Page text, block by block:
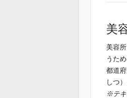
美
美容
うた
都道
しつ
※テ